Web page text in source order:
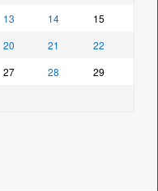
13 14
15
20 21
22
27 28
29